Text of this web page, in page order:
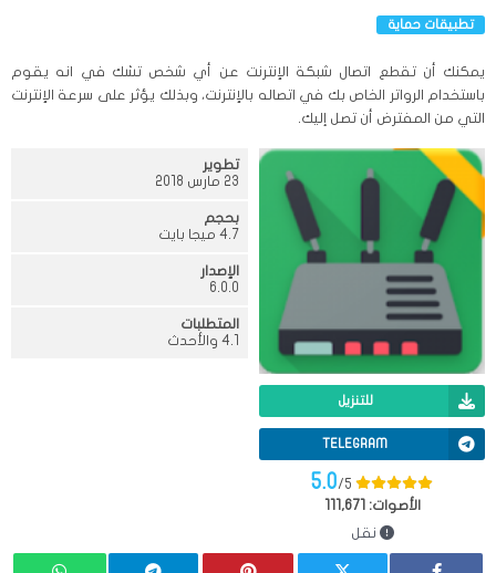
تطبيقات حماية
يمكنك أن تقطع اتصال شبكة الإنترنت عن أي شخص تشك في انه يقوم
باستخدام الرواتر الخاص بك في اتصاله بالإنترنت، وبذلك يؤثر على سرعة الإنترنت
التي من المفترض أن تصل إليك.
للتنزيل
TELEGRAM
5.0/5
الأصوات:
111,671
نقل
تطوير
23 مارس 2018
بحجم
4.7 ميجا بايت
الإصدار
6.0.0
المتطلبات
4.1 والأحدث